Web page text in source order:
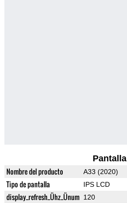
Pantalla
Nombre del producto A33 (2020)
Tipo de pantalla IPS LCD
display_refresh_Ühz_Ünum 120